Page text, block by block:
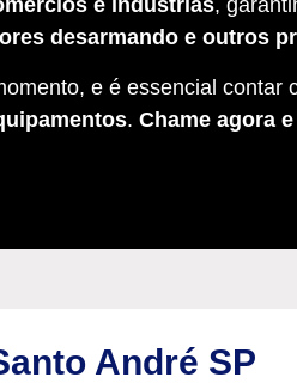
e indústrias,
desarmando e outros
e é essencial contar
. Chame agora
André SP